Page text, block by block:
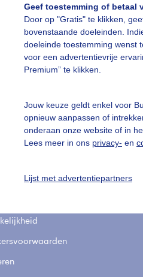
Geef toestemming of betaal
Door op "Gratis" te klikken,
bovenstaande doeleinden.
doeleinde toestemming wenst
voor een advertentievrije
Premium” te klikken.
Jouw keuze geldt enkel voor
opnieuw aanpassen of
onderaan onze website of in
Lees meer in ons privacy- en
Lijst met advertentiepartners
vragen